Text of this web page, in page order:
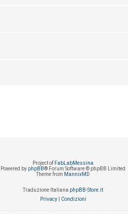
Project of FabLabMessina
Powered by phpBB® Forum Software © phpBB Limited
Theme from MannixMD
Traduzione Italiana phpBB-Store.it
Privacy| Condizioni